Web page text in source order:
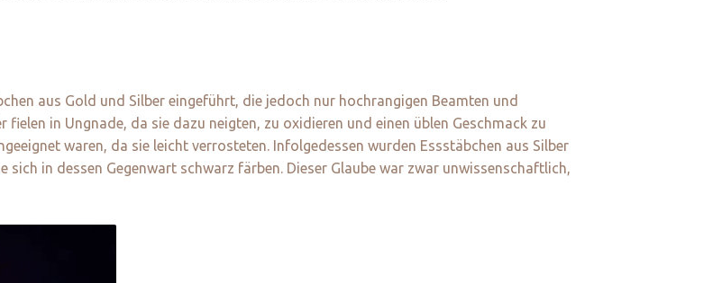
aus Gold und Silber eingeführt, die jedoch nur hochrangigen Beamten und
in Ungnade, da sie dazu neigten, zu oxidieren und einen üblen Geschmack zu
waren, da sie leicht verrosteten. Infolgedessen wurden Essstäbchen aus Silber
in dessen Gegenwart schwarz färben. Dieser Glaube war zwar unwissenschaftlich,